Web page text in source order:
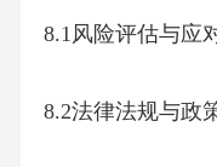
8.1风险评估与应
8.2法律法规与政